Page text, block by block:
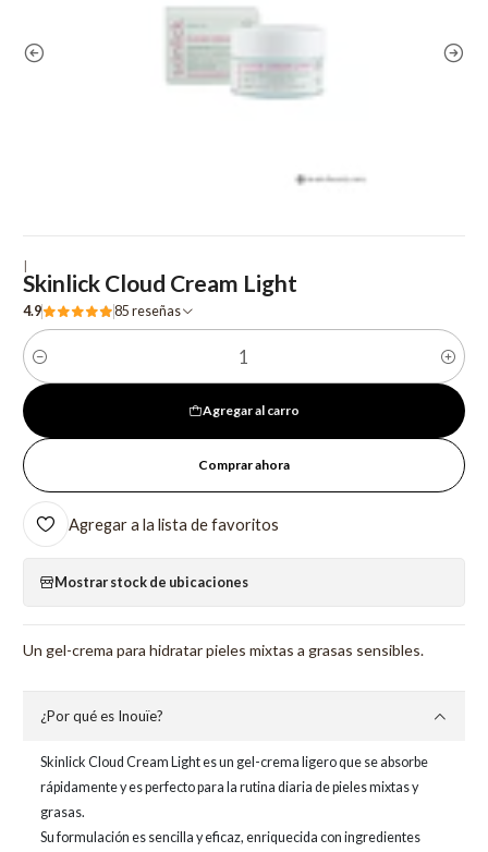
|
Skinlick Cloud Cream Light
4.9 85 reseñas
Cantidad
Agregar al carro
Comprar ahora
Agregar a la lista de favoritos
Mostrar stock de ubicaciones
Un gel-crema para hidratar pieles mixtas a grasas sensibles.
¿Por qué es Inouïe?
Skinlick Cloud Cream Light es un gel-crema ligero que se absorbe
rápidamente y es perfecto para la rutina diaria de pieles mixtas y
grasas.
Su formulación es sencilla y eficaz, enriquecida con ingredientes